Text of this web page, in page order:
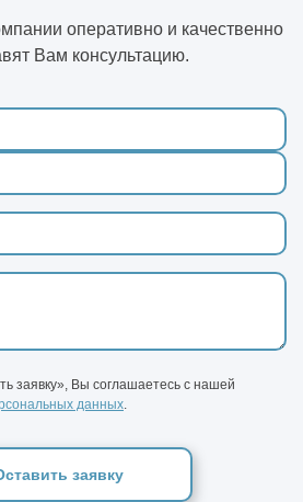
оперативно и качественно
Вам консультацию.
заявку», Вы соглашаетесь с нашей
данных
заявку